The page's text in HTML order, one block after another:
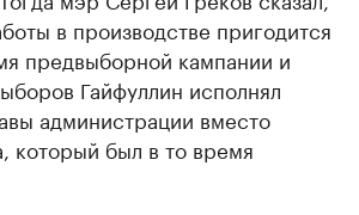
в производстве пригодится
предвыборной кампании и
Гайфуллин исполнял
администрации вместо
который был в то время